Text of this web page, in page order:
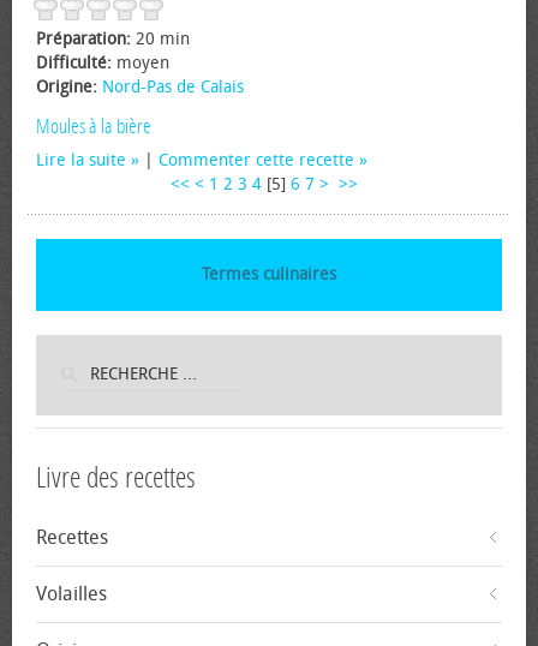
Préparation: 20 min
Difficulté: moyen
Origine: Nord-Pas de Calais
Moules à la bière
Lire la suite
Commenter cette recette
<< < 1 2 3 4 [5] 6 7 > >>
Termes culinaires
Livre des recettes
Recettes
Volailles